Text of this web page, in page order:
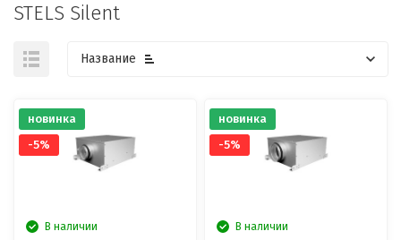
STELS Silent
Название
новинка
-5%
В наличии
новинка
-5%
В наличии